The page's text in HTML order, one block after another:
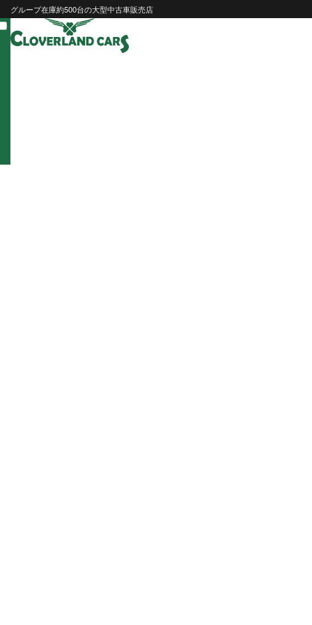
Skip
to
content
グループ在庫約500台の大型中古車販売店